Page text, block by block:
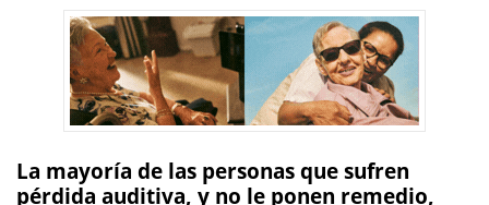
La mayoría de las personas que sufren
pérdida auditiva, y no le ponen remedio,